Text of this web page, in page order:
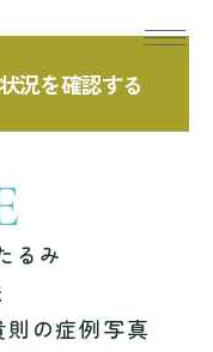
況を確認する
裏ハムラ法 大阪心斎橋院院長
るみ
の症例写真